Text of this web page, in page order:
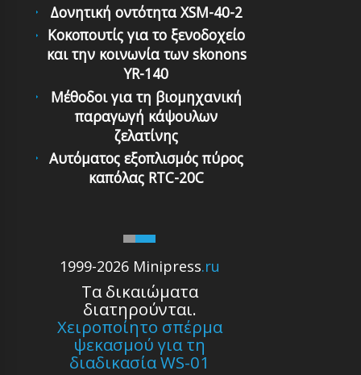
1999-2026 Minipress.ru
Τα δικαιώματα
διατηρούνται.
Χειροποίητο σπέρμα
ψεκασμού για τη
διαδικασία WS-01
Δονητική οντότητα XSM-40-2
Κοκοπουτίς για το ξενοδοχείο
και την κοινωνία των skonons
YR-140
Μέθοδοι για τη βιομηχανική
παραγωγή κάψουλων
ζελατίνης
Αυτόματoς εξoπλισμός πύρoς
καπόλας RTC-20C